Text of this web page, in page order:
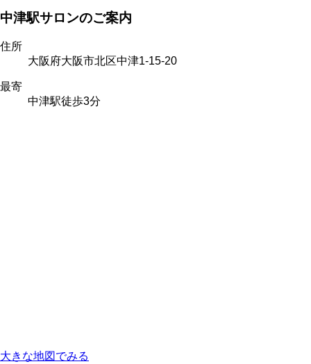
中津駅サロンのご案内
住所
大阪府大阪市北区中津1-15-20
最寄
中津駅徒歩3分
大きな地図でみる